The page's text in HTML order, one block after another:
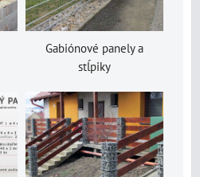
Gabiónové panely a
stĺpiky